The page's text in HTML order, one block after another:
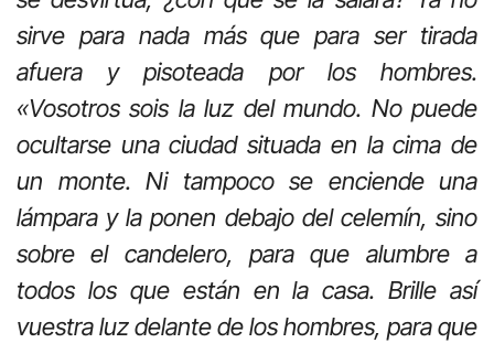
sirve para nada más que para ser tirada
afuera y pisoteada por los hombres.
«Vosotros sois la luz del mundo. No puede
ocultarse una ciudad situada en la cima de
un monte. Ni tampoco se enciende una
lámpara y la ponen debajo del celemín, sino
sobre el candelero, para que alumbre a
todos los que están en la casa. Brille así
vuestra luz delante de los hombres, para que